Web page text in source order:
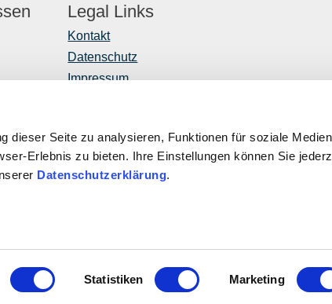
dieser Seite zu analysieren, Funktionen für soziale
Erlebnis zu bieten. Ihre Einstellungen können Sie
Datenschutzerklärung.
Statistiken Marketing
Legal Links
Kontakt
Datenschutz
Impressum
investiert Europa in die ländlichen Gebiete
Diese Publikation
Rheinland-Pfalz,
Verkehr, Landwirtschaft